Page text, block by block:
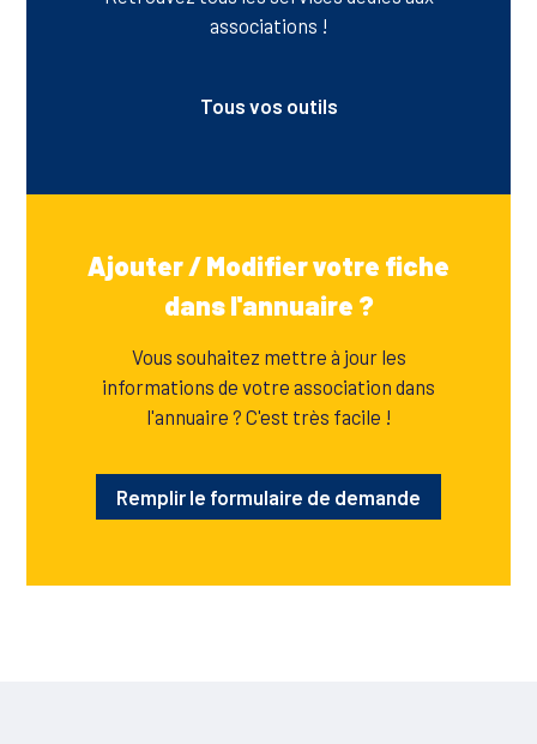
associations !
Tous vos outils
Ajouter / Modifier votre fiche
dans l'annuaire ?
Vous souhaitez mettre à jour les
informations de votre association dans
l'annuaire ? C'est très facile !
Remplir le formulaire de demande